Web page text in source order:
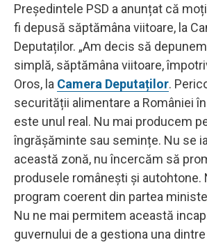
Președintele PSD a anunțat că
fi depusă săptămâna viitoare, la
Deputaților. „Am decis să
simplă, săptămâna viitoare,
Oros, la Camera Deputaților.
securității alimentare a României
este unul real. Nu mai producem
îngrășăminte sau semințe. Nu se
această zonă, nu încercăm să
produsele românești și autohtone.
program coerent din partea
Nu ne mai permitem această
guvernului de a gestiona una